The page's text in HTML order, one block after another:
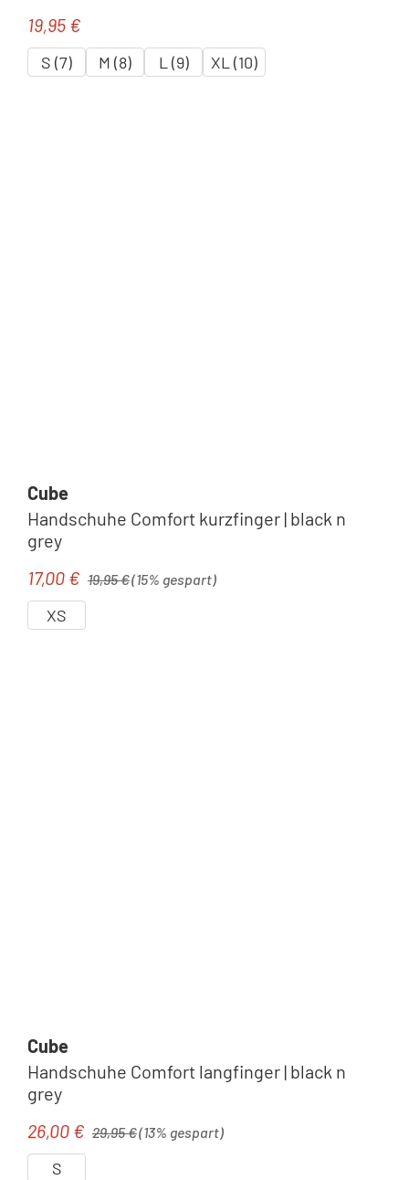
Regulärer Preis:
19,95 €
S (7) M (8) L (9) XL (10)
Cube
Handschuhe Comfort kurzfinger | black n
grey
Verkaufspreis:
17,00 € Regulärer Preis:
19,95 €(15% gespart)
XS
Cube
Handschuhe Comfort langfinger | black n
grey
Verkaufspreis:
26,00 € Regulärer Preis:
29,95 €(13% gespart)
S